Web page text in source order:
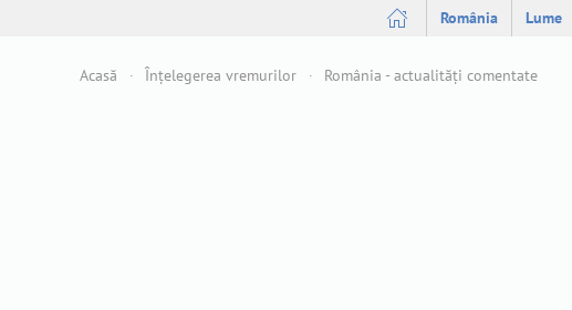
România Lume
Acasă Înțelegerea vremurilor România - actualități comentate